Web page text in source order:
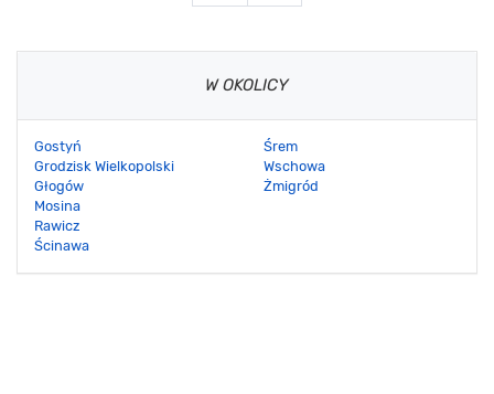
W OKOLICY
Gostyń
Grodzisk Wielkopolski
Głogów
Mosina
Rawicz
Ścinawa
Śrem
Wschowa
Żmigród